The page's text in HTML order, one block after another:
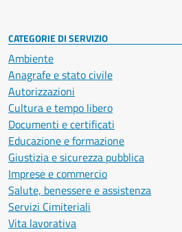
CATEGORIE DI SERVIZIO
Ambiente
Anagrafe e stato civile
Autorizzazioni
Cultura e tempo libero
Documenti e certificati
Educazione e formazione
Giustizia e sicurezza pubblica
Imprese e commercio
Salute, benessere e assistenza
Servizi Cimiteriali
Vita lavorativa